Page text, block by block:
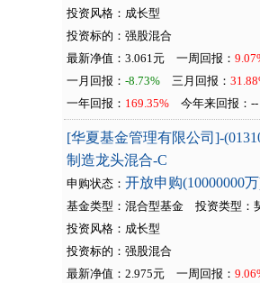
投资风格：成长型
投资标的：强股混合
最新净值：3.061元
一周回报：
一月回报： -8.73% 三月回报：
一年回报： 169.35% 今年来回报：--
[华夏基金管理有限公司]-
制造龙头混合-C
申购状态： 开放申购(10000000
基金类型：混合型基金 投资类型：
投资风格：成长型
投资标的：强股混合
最新净值：2.975元
一周回报：